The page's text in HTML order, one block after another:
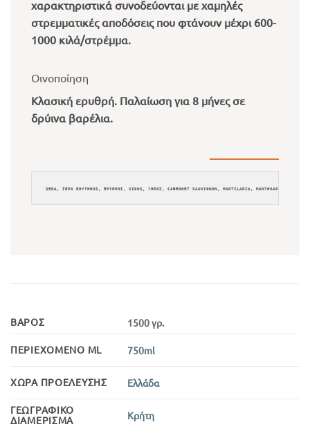
χαρακτηριστικά συνοδεύονται με χαμηλές
στρεμματικές αποδόσεις που φτάνουν μέχρι 600-
1000 κιλά/στρέμμα.
Οινοποίηση
Κλασική ερυθρή. Παλαίωση για 8 μήνες σε
δρύινα βαρέλια.
SERA, ΣΕΡΑ ERYTHROS, ΕΡΥΘΡΟΣ, XIROS, ΞΗΡΟΣ, CABERNET SAUVIGNON, MANTILARIA, ΜΑΝΤΗΛΑΡΙΑ,
ΒΆΡΟΣ 1500 γρ.
ΠΕΡΙΕΧΌΜΕΝΟ ML 750ml
ΧΏΡΑ ΠΡΟΈΛΕΥΣΗΣ Ελλάδα
ΓΕΩΓΡΑΦΙΚΌ
ΔΙΑΜΈΡΙΣΜΑ
Κρήτη